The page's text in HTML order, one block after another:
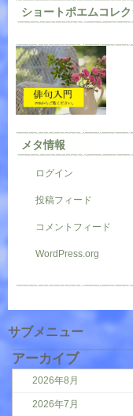
ショートポエムコレ
メタ情報
ログイン
投稿フィード
コメントフィード
WordPress.org
サブメニュー
アーカイブ
2026年8月
2026年7月